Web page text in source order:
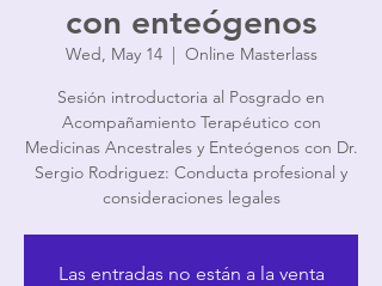
con enteógenos
Wed, May 14
  |
Online Masterlass
Sesión introductoria al Posgrado en
Acompañamiento Terapéutico con
Medicinas Ancestrales y Enteógenos con Dr.
Sergio Rodriguez: Conducta profesional y
consideraciones legales
Las entradas no están a la venta